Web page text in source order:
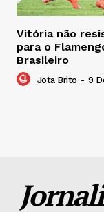
Vitória não
para o
Brasileiro
Jota Brito - 9